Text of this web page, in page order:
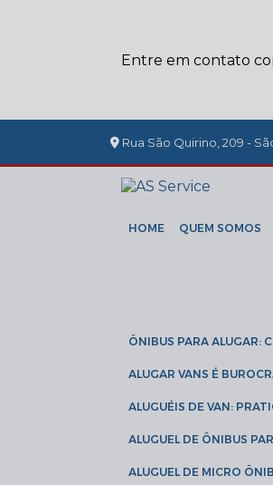
Entre em contato
Rua São Quirino, 209 -
HOME QUEM SOMOS
ÔNIBUS PARA ALUGAR:
ALUGAR VANS É
ALUGUÉIS DE VAN:
ALUGUEL DE ÔNIBUS
ALUGUEL DE MICRO